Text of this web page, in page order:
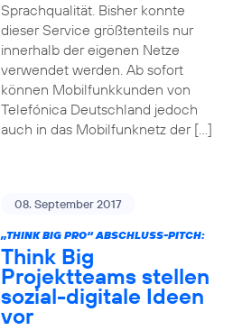
Sprachqualität. Bisher konnte
dieser Service größtenteils nur
innerhalb der eigenen Netze
verwendet werden. Ab sofort
können Mobilfunkkunden von
Telefónica Deutschland jedoch
auch in das Mobilfunknetz der […]
08. September 2017
„THINK BIG PRO“ ABSCHLUSS-PITCH:
Think Big
Projektteams stellen
sozial-digitale Ideen
vor